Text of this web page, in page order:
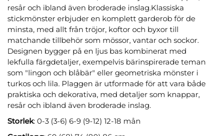
resår och ibland även broderade inslag.Klassiska
stickmönster erbjuder en komplett garderob för de
minsta, med allt från tröjor, koftor och byxor till
matchande tillbehör som mössor, vantar och sockor.
Designen bygger på en ljus bas kombinerat med
lekfulla färgdetaljer, exempelvis bärinspirerade teman
som "lingon och blåbär" eller geometriska mönster i
turkos och lila. Plaggen är utformade för att vara både
praktiska och dekorativa, med detaljer som knappar,
resår och ibland även broderade inslag.
Storlek: 0-3 (3-6) 6-9 (9-12) 12-18 mån